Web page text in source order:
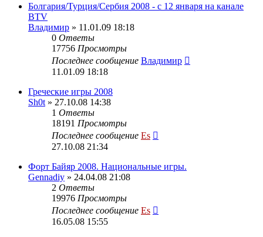
Болгария/Турция/Сербия 2008 - c 12 января на канале
BTV
Владимир » 11.01.09 18:18
0 Ответы
17756 Просмотры
Последнее сообщение Владимир
11.01.09 18:18
Греческие игры 2008
Sh0t » 27.10.08 14:38
1 Ответы
18191 Просмотры
Последнее сообщение Es
27.10.08 21:34
Форт Байяр 2008. Национальные игры.
Gennadiy » 24.04.08 21:08
2 Ответы
19976 Просмотры
Последнее сообщение Es
16.05.08 15:55